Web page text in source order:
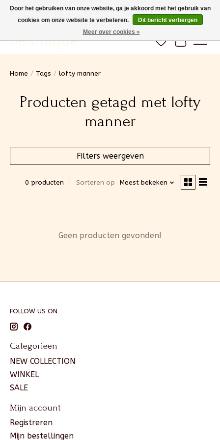
Gratis verzending vanaf 100€ (BE) Snelle levering
Be Unique Verlanglijst
Home / Tags / lofty manner
Producten getagd met lofty
manner
Filters weergeven
0 producten Sorteren op Meest bekeken
Geen producten gevonden!
FOLLOW US ON
Categorieën
NEW COLLECTION
WINKEL
SALE
Mijn account
Registreren
Mijn bestellingen
Door het gebruiken van onze website, ga je akkoord met het gebruik van
cookies om onze website te verbeteren.
Dit bericht verbergen
Meer over cookies »